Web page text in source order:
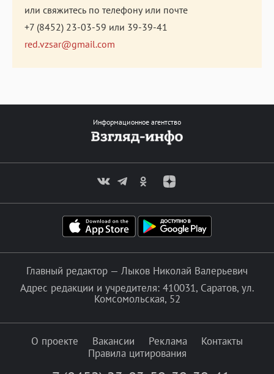
или свяжитесь по телефону или почте
+7 (8452) 23-03-59 или 39-39-41
red.vzsar@gmail.com
Информационное агентство
Главный редактор — Лыков Николай Валерьевич
Адрес редакции и учредителя: 410031, Саратов, ул.
Комсомольская, 52
О проекте Вакансии Реклама
Контакты
Правила цитирования